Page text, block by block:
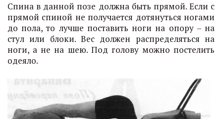
Спина в данной позе должна быть прямой. Если с
прямой спиной не получается дотянуться ногами
до пола, то лучше поставить ноги на опору – на
стул или блоки. Вес должен распределяться на
ноги, а не на шею. Под голову можно постелить
одеяло.